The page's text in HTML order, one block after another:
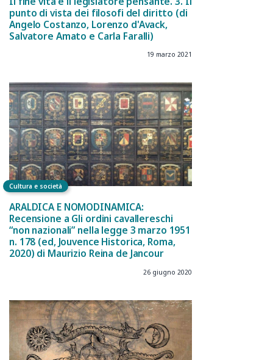
punto di vista dei filosofi del diritto (di
Angelo Costanzo, Lorenzo d'Avack,
Salvatore Amato e Carla Faralli)
19 marzo 2021
Cultura e società
ARALDICA E NOMODINAMICA:
Recensione a Gli ordini cavallereschi
“non nazionali” nella legge 3 marzo 1951
n. 178 (ed, Jouvence Historica, Roma,
2020) di Maurizio Reina de Jancour
26 giugno 2020